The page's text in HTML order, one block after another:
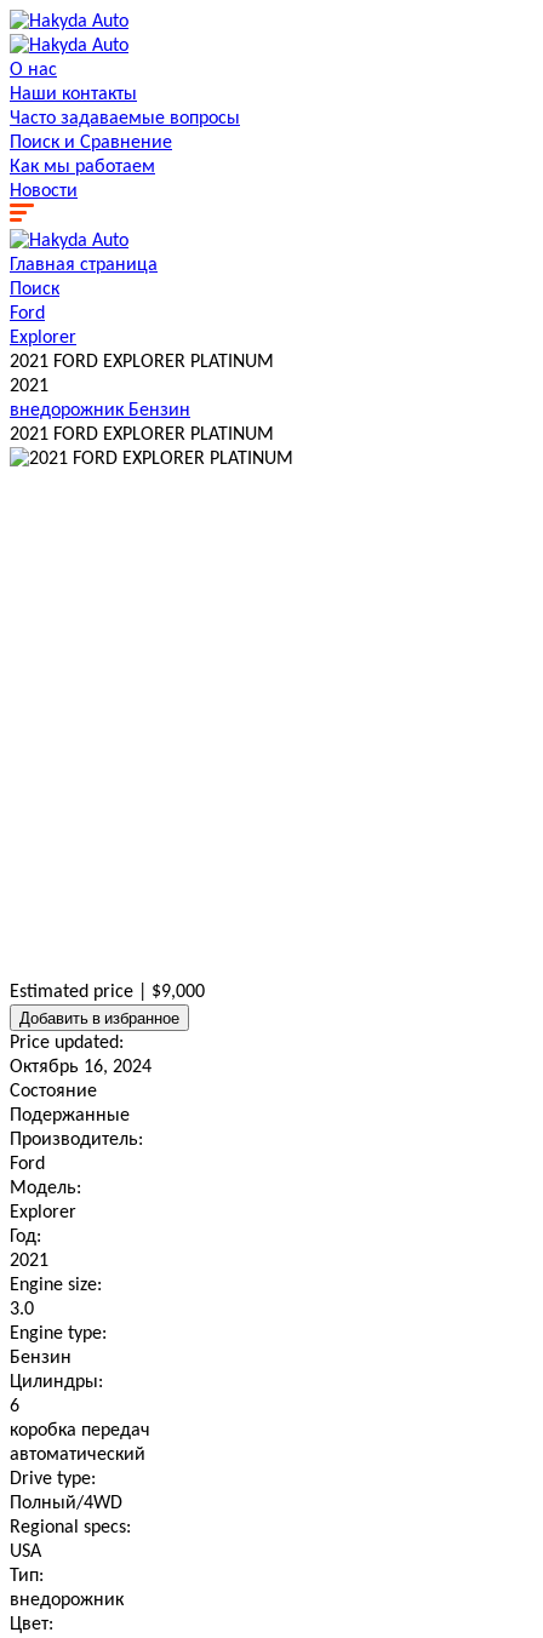
О нас
Наши контакты
Часто задаваемые вопросы
Поиск и Сравнение
Как мы работаем
Новости
Главная страница
Поиск
Ford
Explorer
2021 FORD EXPLORER PLATINUM
2021
внедорожник Бензин
2021 FORD EXPLORER PLATINUM
Estimated price | $9,000
Добавить в избранное
Price updated:
Октябрь 16, 2024
Состояние
Подержанные
Производитель:
Ford
Модель:
Explorer
Год:
2021
Engine size:
3.0
Engine type:
Бензин
Цилиндры:
6
коробка передач
автоматический
Drive type:
Полный/4WD
Regional specs:
USA
Тип:
внедорожник
Цвет: